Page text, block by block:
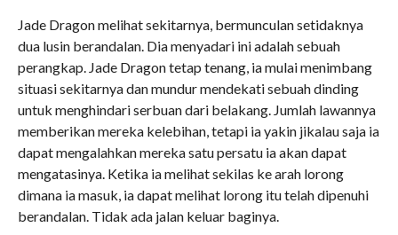
Jade Dragon melihat sekitarnya, bermunculan setidaknya
dua lusin berandalan. Dia menyadari ini adalah sebuah
perangkap. Jade Dragon tetap tenang, ia mulai menimbang
situasi sekitarnya dan mundur mendekati sebuah dinding
untuk menghindari serbuan dari belakang. Jumlah lawannya
memberikan mereka kelebihan, tetapi ia yakin jikalau saja ia
dapat mengalahkan mereka satu persatu ia akan dapat
mengatasinya. Ketika ia melihat sekilas ke arah lorong
dimana ia masuk, ia dapat melihat lorong itu telah dipenuhi
berandalan. Tidak ada jalan keluar baginya.